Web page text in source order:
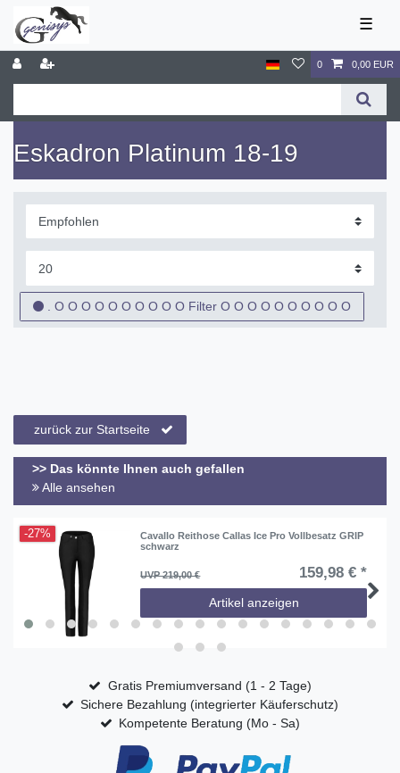
☰
0 0,00 EUR
Eskadron Platinum 18-19
. O O O O O O O O O O Filter O O O O O O O O O O
zurück zur Startseite
>> Das könnte Ihnen auch gefallen
Alle ansehen
-27%
Cavallo Reithose Callas Ice Pro Vollbesatz GRIP
schwarz
UVP 219,00 € 159,98 € *
Artikel anzeigen
Gratis Premiumversand (1 - 2 Tage)
Sichere Bezahlung (integrierter Käuferschutz)
Kompetente Beratung (Mo - Sa)